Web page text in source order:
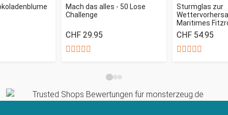
Mach das alles - 50 Lose
Challenge
CHF 29.95
Sturmglas zur
Maritimes
CHF 54.95